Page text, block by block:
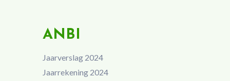
ANBI
Jaarverslag 2024
Jaarrekening 2024